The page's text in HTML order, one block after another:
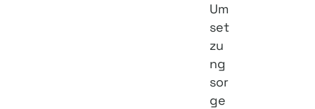
Um
set
zu
ng
sor
ge